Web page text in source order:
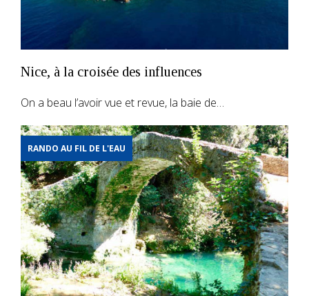
Nice, à la croisée des influences
On a beau l’avoir vue et revue, la baie de…
RANDO AU FIL DE L'EAU